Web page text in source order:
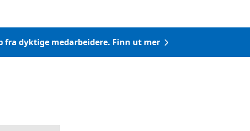
fra dyktige medarbeidere. Finn ut mer